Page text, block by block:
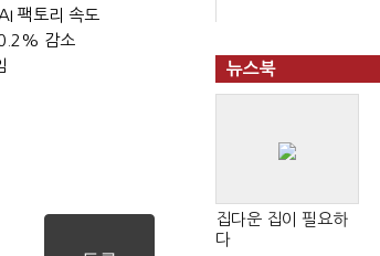
팩토리 속도
감소
뉴스북
집다운 집이 필요하
다